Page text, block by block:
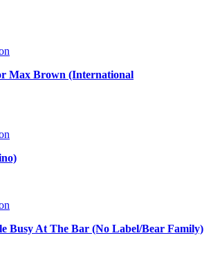
Max Brown (International
Busy At The Bar (No Label/Bear Family)